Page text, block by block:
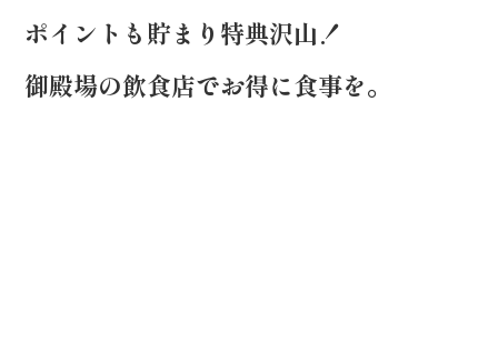
ポイントも貯まり特典沢山！
御殿場の飲食店でお得に食事を。